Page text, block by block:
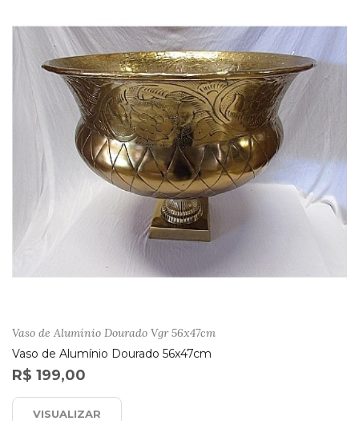
Vaso de Alumínio Dourado Vgr 56x47cm
Vaso de Alumínio Dourado 56x47cm
R$ 199,00
VISUALIZAR